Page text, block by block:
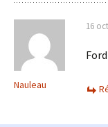
Nauleau
16